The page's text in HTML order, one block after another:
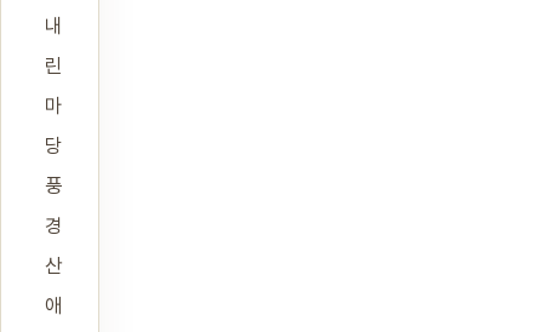
내
린
마
당
풍
경
산
애